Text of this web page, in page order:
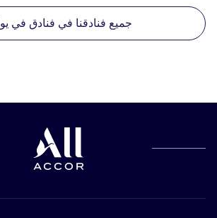
جميع فنادقنا في فنادق في